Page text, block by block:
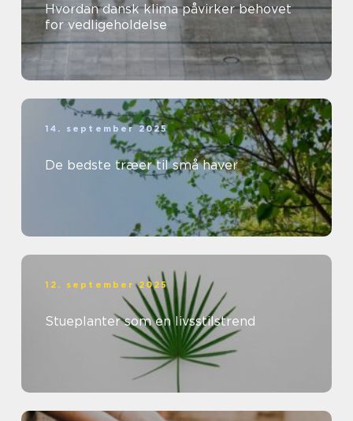
Hvordan dansk klima påvirker behovet
for vedligeholdelse
14. september 2025
De bedste træer til små haver
12. september 2025
Stueplanter som en livsstilstrend